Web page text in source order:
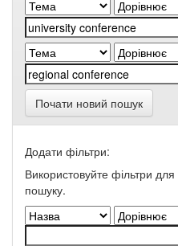
Почати новий пошук
Додати фільтри:
Використовуйте фільтри для
пошуку.